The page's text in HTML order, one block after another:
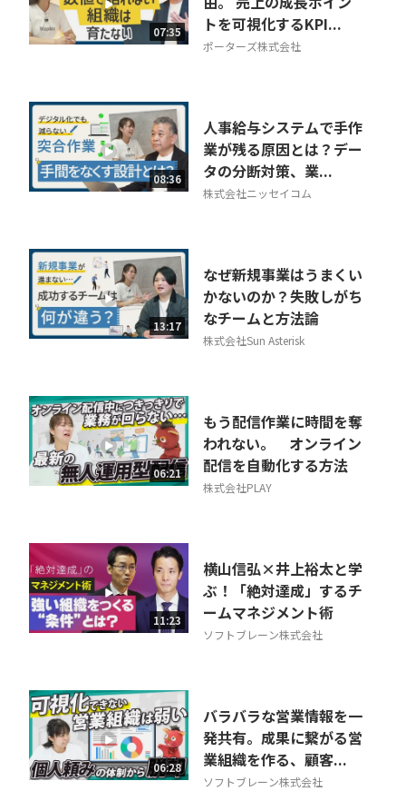
07:35
トを可視化するKPI...
ポーターズ株式会社
08:36
人事給与システムで手作
業が残る原因とは？デー
タの分断対策、業...
株式会社ニッセイコム
13:17
なぜ新規事業はうまくい
かないのか？失敗しがち
なチームと方法論
株式会社Sun Asterisk
06:21
もう配信作業に時間を奪
われない。 オンライン
配信を自動化する方法
株式会社PLAY
11:23
横山信弘×井上裕太と学
ぶ！「絶対達成」するチ
ームマネジメント術
ソフトブレーン株式会社
06:28
バラバラな営業情報を一
発共有。成果に繋がる営
業組織を作る、顧客...
ソフトブレーン株式会社